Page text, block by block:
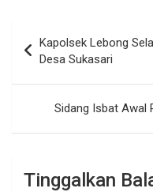
pos
Kapolsek Lebong
Desa Sukasari
Sidang Isbat Awal
Tinggalkan